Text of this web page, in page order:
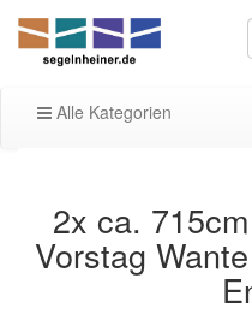
Alle Kategorien
2x ca.
Vorstag